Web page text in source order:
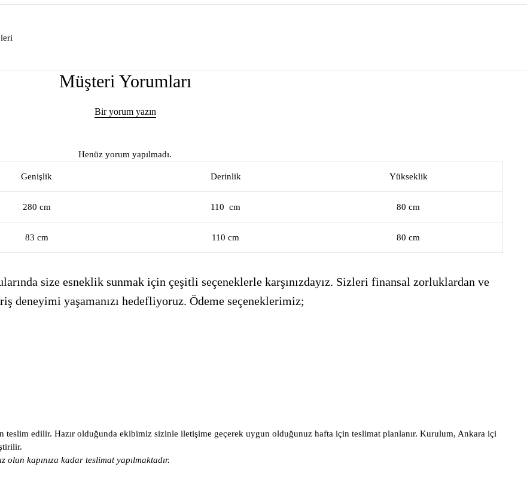
Müşteri Yorumları
Bir yorum yazın
Henüz yorum yapılmadı.
Genişlik Derinlik Yükseklik
280 cm 110 cm 80 cm
83 cm 110 cm 80 cm
size esneklik sunmak için çeşitli seçeneklerle karşınızdayız. Sizleri finansal zorluklardan ve
deneyimi yaşamanızı hedefliyoruz. Ödeme seçeneklerimiz;
teslim edilir. Hazır olduğunda ekibimiz sizinle iletişime geçerek uygun olduğunuz hafta için teslimat planlanır. Kurulum, Ankara içi
olun kapınıza kadar teslimat yapılmaktadır.